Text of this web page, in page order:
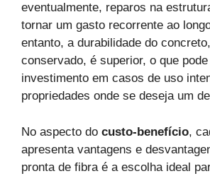
eventualmente, reparos na
tornar um gasto recorrente ao
entanto, a durabilidade do
conservado, é superior, o que
investimento em casos de uso
propriedades onde se deseja um
No aspecto do custo-benefício,
apresenta vantagens e
pronta de fibra é a escolha ideal